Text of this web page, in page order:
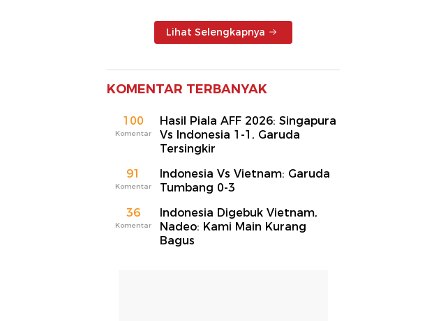
Lihat Selengkapnya
KOMENTAR TERBANYAK
100
Komentar
Hasil Piala AFF 2026: Singapura
Vs Indonesia 1-1, Garuda
Tersingkir
91
Komentar
Indonesia Vs Vietnam: Garuda
Tumbang 0-3
36
Komentar
Indonesia Digebuk Vietnam,
Nadeo: Kami Main Kurang
Bagus